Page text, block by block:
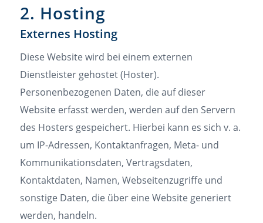
2. Hosting
Externes Hosting
Diese Website wird bei einem externen
Dienstleister gehostet (Hoster).
Personenbezogenen Daten, die auf dieser
Website erfasst werden, werden auf den Servern
des Hosters gespeichert. Hierbei kann es sich v. a.
um IP-Adressen, Kontaktanfragen, Meta- und
Kommunikationsdaten, Vertragsdaten,
Kontaktdaten, Namen, Webseitenzugriffe und
sonstige Daten, die über eine Website generiert
werden, handeln.